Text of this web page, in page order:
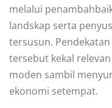
melalui
landskap serta
tersusun.
tersebut kekal
moden sambil
ekonomi setempat.